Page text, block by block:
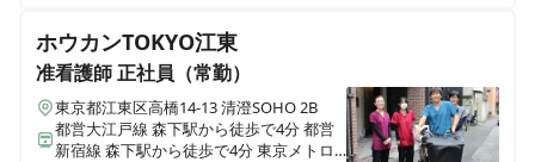
ホウカンTOKYO江東
准看護師正社員（常勤）
東京都江東区高橋14-13 清澄SOHO 2B
都営大江戸線 森下駅から徒歩で4分 都営
新宿線 森下駅から徒歩で4分 東京メトロ